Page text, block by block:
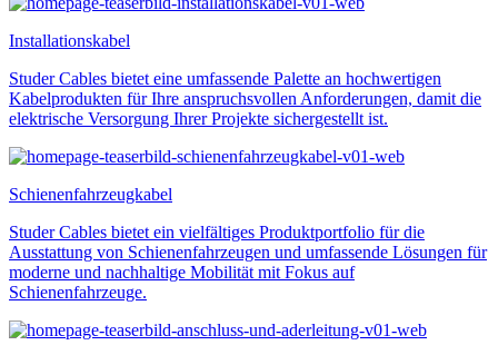
Installationskabel
Studer Cables bietet eine umfassende Palette an hochwertigen
Kabelprodukten für Ihre anspruchsvollen Anforderungen, damit die
elektrische Versorgung Ihrer Projekte sichergestellt ist.
Schienen­fahrzeug­kabel
Studer Cables bietet ein vielfältiges Produktportfolio für die
Ausstattung von Schienenfahrzeugen und umfassende Lösungen für
moderne und nachhaltige Mobilität mit Fokus auf
Schienenfahrzeuge.